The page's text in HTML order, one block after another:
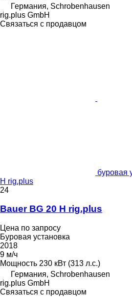
Германия, Schrobenhausen
rig.plus GmbH
Связаться с продавцом
буровая
H rig.plus
24
Bauer BG 20 H rig.plus
Цена по запросу
Буровая установка
2018
9 м/ч
Мощность 230 кВт (313 л.с.)
Германия, Schrobenhausen
rig.plus GmbH
Связаться с продавцом